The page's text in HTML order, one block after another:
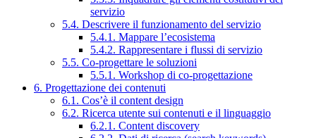
servizio
5.4. Descrivere il funzionamento del servizio
5.4.1. Mappare l’ecosistema
5.4.2. Rappresentare i flussi di servizio
5.5. Co-progettare le soluzioni
5.5.1. Workshop di co-progettazione
6. Progettazione dei contenuti
6.1. Cos’è il content design
6.2. Ricerca utente sui contenuti e il linguaggio
6.2.1. Content discovery